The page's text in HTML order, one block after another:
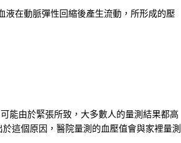
液在動脈彈性回縮後產生流動，所形成的壓
能由於緊張所致，大多數人的量測結果都高
這個原因，醫院量測的血壓值會與家裡量測